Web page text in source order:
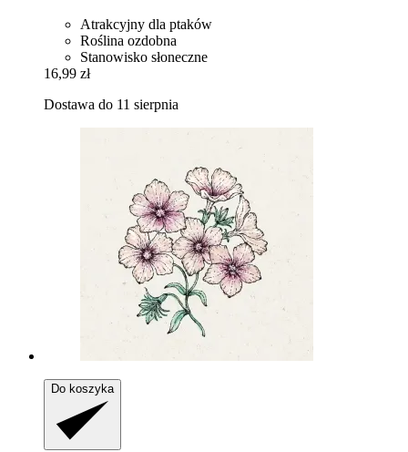
Atrakcyjny dla ptaków
Roślina ozdobna
Stanowisko słoneczne
16,99 zł
Dostawa do 11 sierpnia
Do koszyka